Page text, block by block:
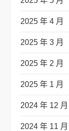
2025 年 4 月
2025 年 3 月
2025 年 2 月
2025 年 1 月
2024 年 12 月
2024 年 11 月